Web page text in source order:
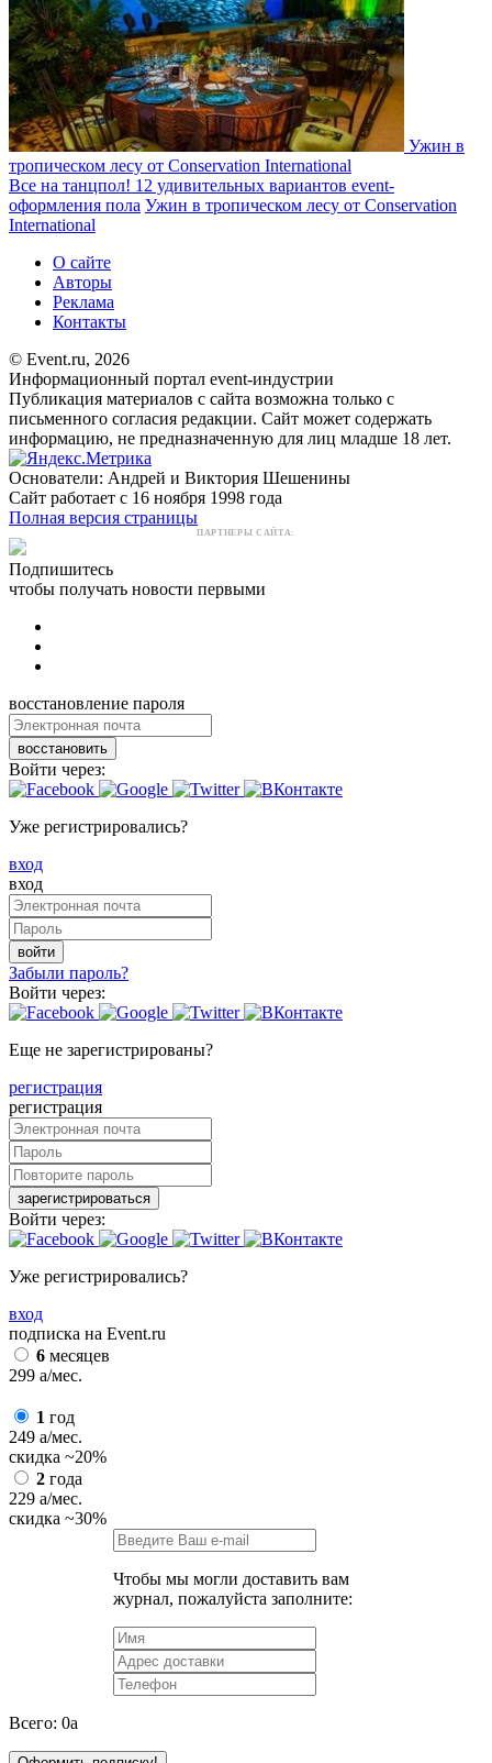
Ужин в
тропическом лесу от Conservation International
Все на танцпол! 12 удивительных вариантов event-
оформления пола Ужин в тропическом лесу от Conservation
International
О сайте
Авторы
Реклама
Контакты
© Event.ru, 2026
Информационный портал event-индустрии
Публикация материалов с сайта возможна только с
письменного согласия редакции. Сайт может содержать
информацию, не предназначенную для лиц младше 18 лет.
Основатели: Андрей и Виктория Шешенины
Сайт работает с 16 ноября 1998 года
Полная версия страницы
ПАРТНЕРЫ САЙТА:
Подпишитесь
чтобы получать новости первыми
восстановление пароля
восстановить
Войти через:
Уже регистрировались?
вход
вход
войти
Забыли пароль?
Войти через:
Еще не зарегистрированы?
регистрация
регистрация
зарегистрироваться
Войти через:
Уже регистрировались?
вход
подписка на Event.ru
6 месяцев
299 a/мес.
1 год
249 a/мес.
скидка ~20%
2 года
229 a/мес.
скидка ~30%
Чтобы мы могли доставить вам
журнал, пожалуйста заполните:
Всего: 0a